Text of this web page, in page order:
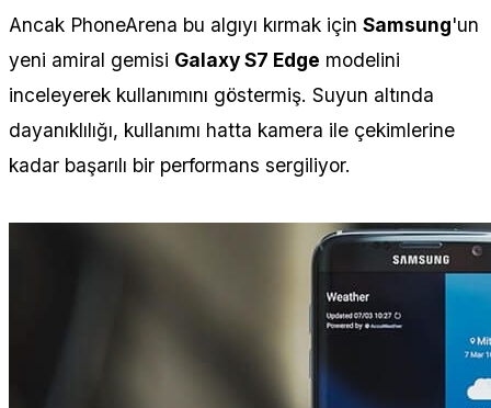
Ancak PhoneArena bu algıyı kırmak için Samsung'un
yeni amiral gemisi Galaxy S7 Edge modelini
inceleyerek kullanımını göstermiş. Suyun altında
dayanıklılığı, kullanımı hatta kamera ile çekimlerine
kadar başarılı bir performans sergiliyor.